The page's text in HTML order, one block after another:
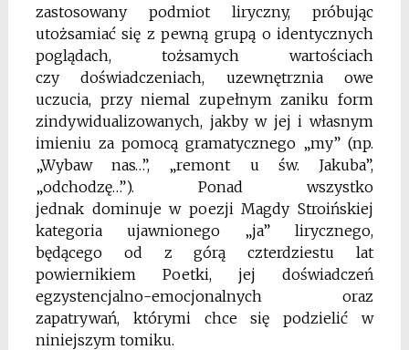
zastosowany podmiot liryczny, próbując
utożsamiać się z pewną grupą o identycznych
poglądach, tożsamych wartościach
czydoświadczeniach, uzewnętrznia owe
uczucia, przyniemal zupełnym zaniku form
zindywidualizowanych, jakby w jej i własnym
imieniu za pomocą gramatycznego „my” (np.
„Wybaw nas…”, „remont u św. Jakuba”,
„odchodzę…”). Ponad wszystko
jednak dominuje w poezji Magdy Stroińskiej
kategoria ujawnionego „ja” lirycznego,
będącego od z górą czterdziestulat
powiernikiem Poetki, jej doświadczeń
egzystencjalno-emocjonalnych oraz
zapatrywań, którymi chcesię podzielić w
niniejszym tomiku.